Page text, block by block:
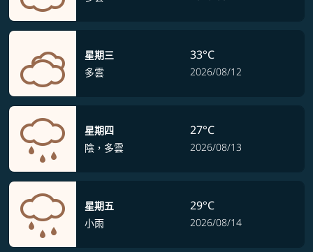
星期三
多雲
33°C
2026/08/12
星期四
陰，多雲
27°C
2026/08/13
星期五
小雨
29°C
2026/08/14